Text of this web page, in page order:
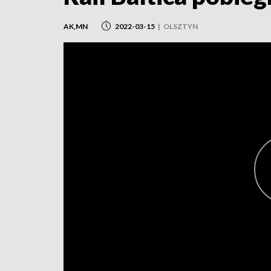
AK,MN 2022-03-15 | OLSZTYN